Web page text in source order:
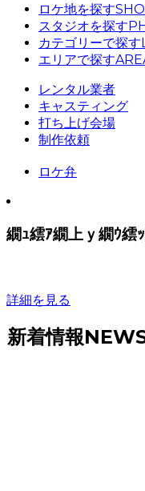
ロケ地を探す
スタジオを探す
カテゴリーで探す
エリアで探す
レンタル業者
キャスティング
打ち上げ会場
制作依頼
ロケ弁
繝ｭ繧ｱ繝上ｙ繝ｳ
詳細を見る
新着情報